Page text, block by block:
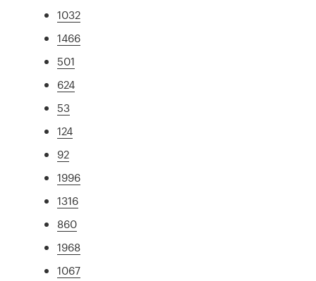
1032
1466
501
624
53
124
92
1996
1316
860
1968
1067